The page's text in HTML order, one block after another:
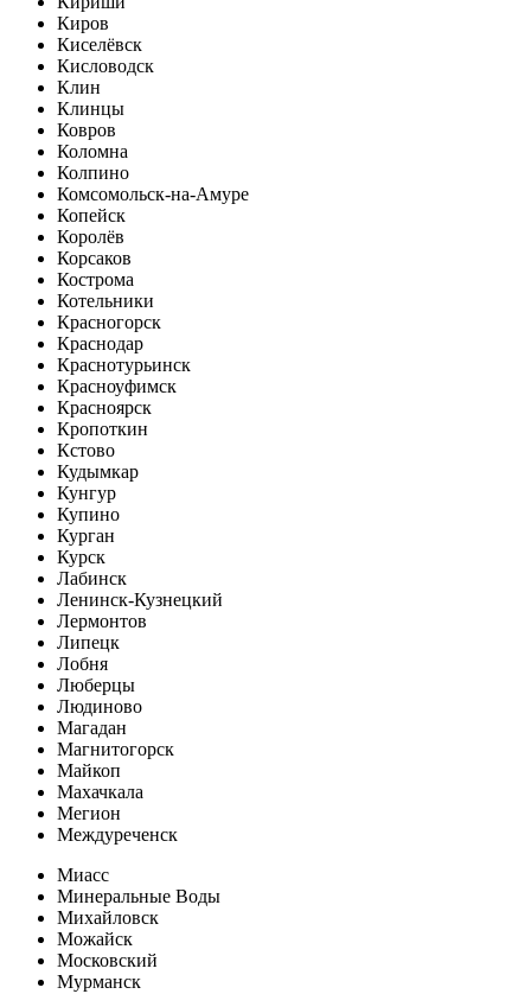
Киров
Киселёвск
Кисловодск
Клин
Клинцы
Ковров
Коломна
Колпино
Комсомольск-на-Амуре
Копейск
Королёв
Корсаков
Кострома
Котельники
Красногорск
Краснодар
Краснотурьинск
Красноуфимск
Красноярск
Кропоткин
Кстово
Кудымкар
Кунгур
Купино
Курган
Курск
Лабинск
Ленинск-Кузнецкий
Лермонтов
Липецк
Лобня
Люберцы
Людиново
Магадан
Магнитогорск
Майкоп
Махачкала
Мегион
Междуреченск
Миасс
Минеральные Воды
Михайловск
Можайск
Московский
Мурманск